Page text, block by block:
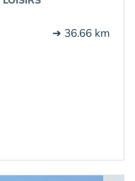
➔ 36.66 km